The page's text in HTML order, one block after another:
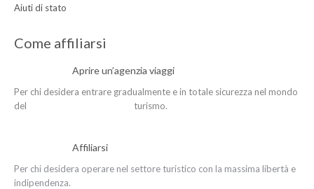
Aiuti di stato
Come affiliarsi
Aprire un’agenzia viaggi
Per chi desidera entrare gradualmente e in totale sicurezza nel mondo
del turismo.
Affiliarsi
Per chi desidera operare nel settore turistico con la massima libertà e
indipendenza.